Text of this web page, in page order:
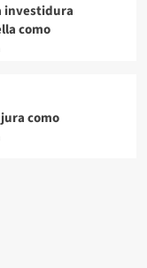
investidura
como
como